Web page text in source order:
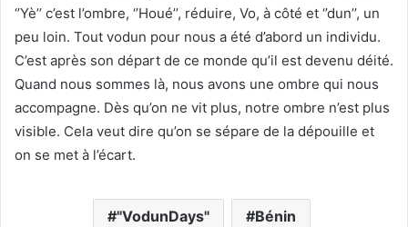
‘’Yè’’ c’est l’ombre, ‘’Houé’’, réduire, Vo, à côté et ‘’dun’’, un
peu loin. Tout vodun pour nous a été d’abord un individu.
C’est après son départ de ce monde qu’il est devenu déité.
Quand nous sommes là, nous avons une ombre qui nous
accompagne. Dès qu’on ne vit plus, notre ombre n’est plus
visible. Cela veut dire qu’on se sépare de la dépouille et
on se met à l’écart.
"VodunDays" Bénin